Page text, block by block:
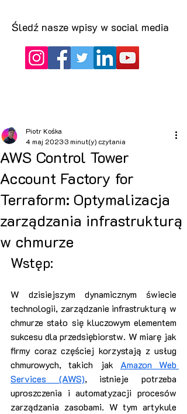
Śledź nasze wpisy w social media
AWS Control Tower
Account Factory for
Terraform: Optymalizacja
zarządzania infrastrukturą
w chmurze
Piotr Kośka
4 maj 20233 minut(y) czytania
Wstęp:
W dzisiejszym dynamicznym świecie
technologii, zarządzanie infrastrukturą w
chmurze stało się kluczowym elementem
sukcesu dla przedsiębiorstw. W miarę jak
firmy coraz częściej korzystają z usług
chmurowych, takich jak Amazon Web
Services (AWS), istnieje potrzeba
uproszczenia i automatyzacji procesów
zarządzania zasobami. W tym artykule